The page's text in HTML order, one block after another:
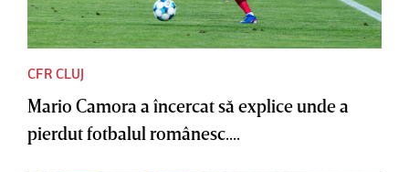
CFR CLUJ
Mario Camora a încercat să explice unde a
pierdut fotbalul românesc....